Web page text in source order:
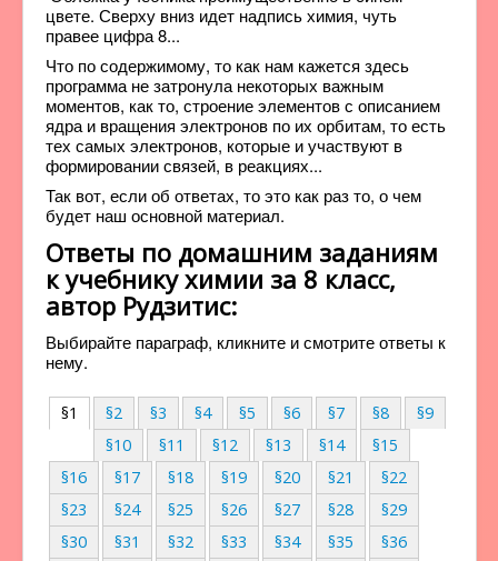
цвете. Сверху вниз идет надпись химия, чуть
правее цифра 8...
Что по содержимому, то как нам кажется здесь
программа не затронула некоторых важным
моментов, как то, строение элементов с описанием
ядра и вращения электронов по их орбитам, то есть
тех самых электронов, которые и участвуют в
формировании связей, в реакциях...
Так вот, если об ответах, то это как раз то, о чем
будет наш основной материал.
Ответы по домашним заданиям
к учебнику химии за 8 класс,
автор Рудзитис:
Выбирайте параграф, кликните и смотрите ответы к
нему.
§1 §2 §3 §4 §5 §6 §7 §8
§9
§10
§11 §12 §13 §14
§15
§16
§17 §18 §19 §20 §21
§22
§23
§24 §25 §26 §27 §28
§29
§30
§31 §32 §33 §34 §35
§36